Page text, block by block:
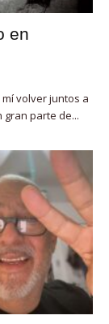
en
mí volver juntos a
gran parte de...